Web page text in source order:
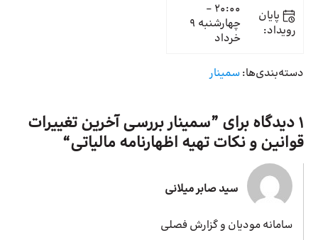
پایان
رویداد:
20:00 -
چهارشنبه 9
خرداد
دسته‌بندی‌ها:سمینار
1 دیدگاه برای ”
سمینار بررسی آخرین تغییرات
قوانین و نکات تهیه اظهارنامه مالیاتی“
سید صابر میلانی
سامانه مودیان و گزارش فصلی